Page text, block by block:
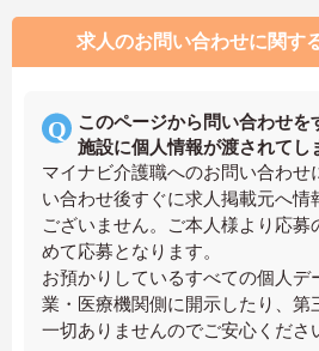
求人のお問い合わせに関す
このページから問い合わせを
施設に個人情報が渡されてし
マイナビ介護職へのお問い合わせ
い合わせ後すぐに求人掲載元へ情
ございません。ご本人様より応募
めて応募となります。
お預かりしているすべての個人デ
業・医療機関側に開示したり、第
一切ありませんのでご安心くださ